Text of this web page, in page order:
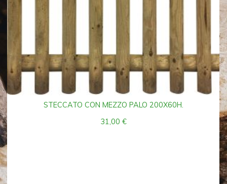
STECCATO CON MEZZO PALO 200X60H.
31,00 €